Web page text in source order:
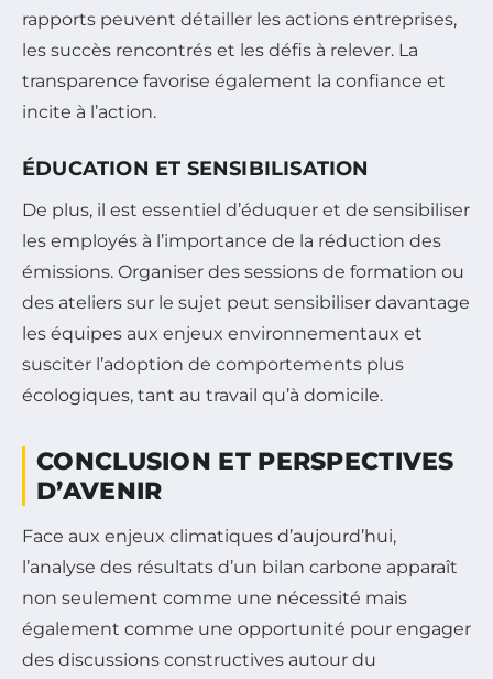
rapports peuvent détailler les actions entreprises,
les succès rencontrés et les défis à relever. La
transparence favorise également la confiance et
incite à l’action.
ÉDUCATION ET SENSIBILISATION
De plus, il est essentiel d’éduquer et de sensibiliser
les employés à l’importance de la réduction des
émissions. Organiser des sessions de formation ou
des ateliers sur le sujet peut sensibiliser davantage
les équipes aux enjeux environnementaux et
susciter l’adoption de comportements plus
écologiques, tant au travail qu’à domicile.
CONCLUSION ET PERSPECTIVES
D’AVENIR
Face aux enjeux climatiques d’aujourd’hui,
l’analyse des résultats d’un bilan carbone apparaît
non seulement comme une nécessité mais
également comme une opportunité pour engager
des discussions constructives autour du